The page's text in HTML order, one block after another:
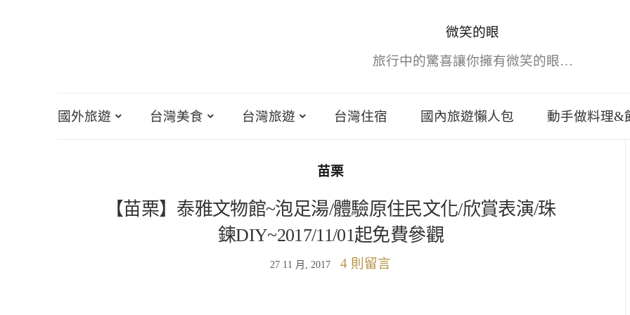
微笑的眼
旅行中的驚喜讓你擁有微笑的眼…
國外旅遊 台灣美食 台灣旅遊 台灣住宿 國內旅遊懶人包 動手做料理&
苗栗
【苗栗】泰雅文物館~泡足湯/體驗原住民文化/欣賞表演/珠
鍊DIY~2017/11/01起免費參觀
27 11 月, 2017 4 則留言